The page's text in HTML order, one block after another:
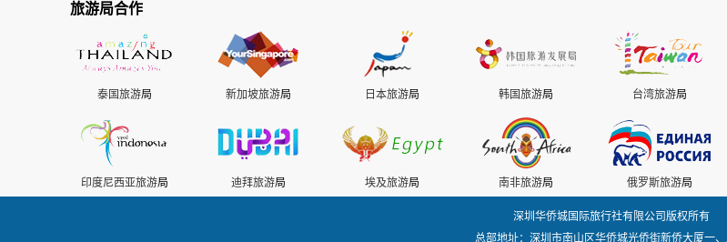
旅游局合作
泰国旅游局 新加坡旅游局 日本旅游局 韩国旅游局 台湾旅游局
印度尼西亚旅游局 迪拜旅游局 埃及旅游局 南非旅游局 俄罗斯旅游局
深圳华侨城国际旅行社有限公司版权所有
总部地址：深圳市南山区华侨城光侨街新侨大厦一